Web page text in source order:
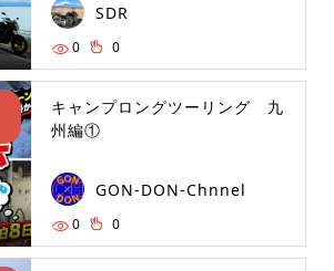
SDR
0 0
キャンプロングツーリング 九
州編①
GON-DON-Chnnel
0 0